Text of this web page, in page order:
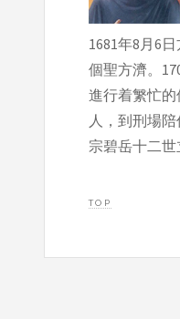
1681年8月6
個聖方濟。
進行着䌓忙
人，到刑場
宗碧岳十二世
TOP